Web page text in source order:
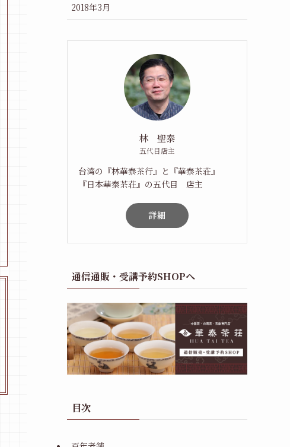
2018年3月
林 聖泰
五代目店主
台湾の『林華泰茶行』と『華泰茶荘』
『日本華泰茶荘』の五代目 店主
詳細
通信通販・受講予約SHOPへ
目次